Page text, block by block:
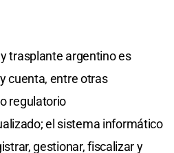
trasplante argentino es
cuenta, entre otras
regulatorio
el sistema informático
gestionar, fiscalizar y